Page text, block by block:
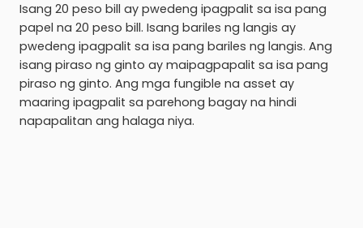
Isang 20 peso bill ay pwedeng ipagpalit sa isa pang
papel na 20 peso bill. Isang bariles ng langis ay
pwedeng ipagpalit sa isa pang bariles ng langis. Ang
isang piraso ng ginto ay maipagpapalit sa isa pang
piraso ng ginto. Ang mga fungible na asset ay
maaring ipagpalit sa parehong bagay na hindi
napapalitan ang halaga niya.